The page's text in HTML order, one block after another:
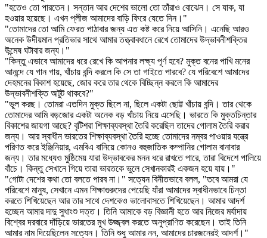
"হতেও তো পারতেন। সন্তান আর দেশের ভালো তো তাঁরাও বোঝেন। সে যাক, যা
হওয়ার হয়েছে। এখন প্লীজ আমাদের বাড়ি ফিরে যেতে দিন।"
"তোমাদের তো আমি ফেরত পাঠাবার জন্য এত কষ্ট করে নিয়ে আসিনি। এনেছি আরও
অনেক উদীয়মান প্রতিভার সাথে আমার তত্ত্বাবধানে রেখে তোমাদের উদ্ভাবনীশক্তির
উন্মেষ ঘটাবার জন্য।"
"কিন্তু এভাবে আমাদের ধরে রেখে কি আপনার লক্ষ্য পূর্ণ হবে? মুক্ত বনের পাখি মনের
আনন্দে যে গান গায়, খাঁচায় বন্দি করলে কি সে তা গাইতে পারবে? যে পরিবেশে আমাদের
দেহমনের বিকাশ হয়েছে, জোর করে তার থেকে বিচ্ছিন্ন করলে কি আমাদের
উদ্ভাবনীশক্তি অটুট থাকবে?"
"ভুল করছ। তোমরা এতদিন মুক্ত ছিলে না, ছিলে একটা ছোট্ট খাঁচায় বন্দি। তার থেকে
তোমাদের আমি বড়জোর একটা অনেক বড় খাঁচায় নিয়ে এসেছি। ভারতে কি মুক্তচিন্তার
বিকাশের জায়গা আছে? বৃটিশরা শিক্ষাব্যবস্থা তৈরি করেছিল তাদের গোলাম তৈরি করার
জন্য। আর স্বাধীন ভারতের শিক্ষাব্যবস্থা তৈরি হচ্ছে তোমাদের নম্বর পাওয়ার যন্ত্রে
পরিণত করে ইঞ্জিনিয়ার, এমবিএ বানিয়ে কোনও বহুজাতিক কম্পানির গোলাম বানাবার
জন্য। তার মধ্যেও মুষ্ঠিমেয় যারা উদ্ভাবকের মনন ধরে রাখতে পারে, তারা বিদেশে পালিয়ে
বাঁচে। কিন্তু সেখানে গিয়ে তারা ভারতকে ভুলে সেখানকারই একজন হয়ে যায়।"
"গোটা দেশের কথা তো বলতে পারব না।" সত্যেন বিনীতভাবে বলল, "তবে আমরা যে
পরিবেশে মানুষ, সেখানে এমন শিক্ষাগুরুদের পেয়েছি যাঁরা আমাদের স্বাধীনভাবে চিন্তা
করতে শিখিয়েছেন আর তার সাথে দেশকেও ভালোবাসতে শিখিয়েছেন। আমার আদর্শ
হচ্ছেন আমার দাদু সুধাংশু দত্ত। তিনি আমাকে বড় বিজ্ঞানী হতে আর নিজের মর্যাদায়
বিশ্বের দরবারে দাঁড়িয়ে ভারতের মুখ উজ্জ্বল করতে অনুপ্রাণিত করেছেন। তাই তিনি
আমার নাম দিয়েছিলেন সত্যেন। তিনি শুধু আমার নন, আমাদের চারজনেরই আদর্শ।"